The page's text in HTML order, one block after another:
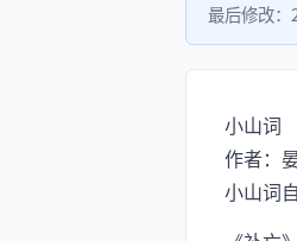
最后修改：
小山词
作者：
小山词